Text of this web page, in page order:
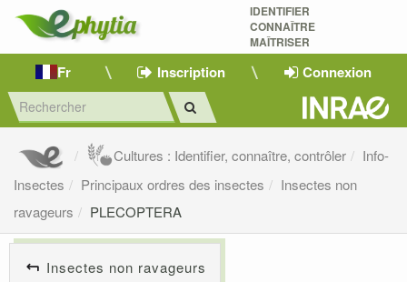
IDENTIFIER
CONNAÎTRE
MAÎTRISER
Fr Inscription Connexion
Cultures : Identifier, connaître, contrôler
Info-
Insectes
Principaux ordres des insectes
Insectes non
ravageurs
PLECOPTERA
Insectes non ravageurs